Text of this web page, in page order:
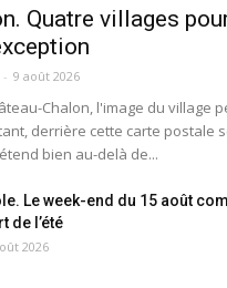
Quatre villages
- 9 août 2026
Chalon, l'image du village
derrière cette carte postale
bien au-delà de...
Le week-end du 15 août
de l’été
2026